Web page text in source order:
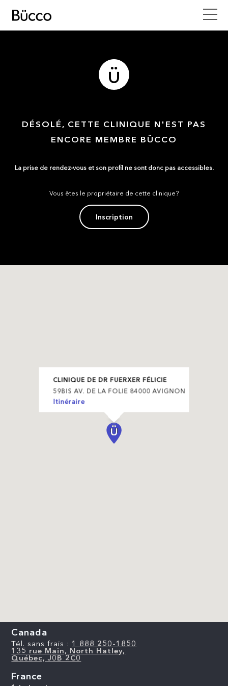
DÉSOLÉ, CETTE CLINIQUE N'EST PAS
ENCORE MEMBRE BÜCCO
La prise de rendez-vous et son profil ne sont donc pas accessibles.
Vous êtes le propriétaire de cette clinique?
Inscription
CLINIQUE DE DR FUERXER FÉLICIE
59BIS AV. DE LA FOLIE 84000 AVIGNON
Itinéraire
Canada
Tél. sans frais : 1 888 250-1850
135 rue Main, North Hatley,
Québec, J0B 2C0
France